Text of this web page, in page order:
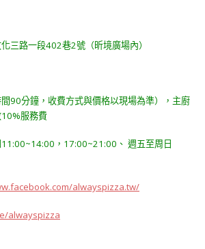
三路一段402巷2號（昕境廣場內）
90分鐘，收費方式與價格以現場為準），主廚
服務費
，17:00~21:00、 週五至周日
alwayspizza.tw/
alwayspizza